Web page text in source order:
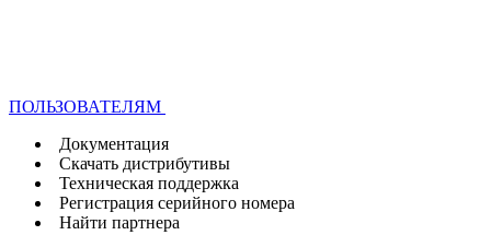
ПОЛЬЗОВАТЕЛЯМ
Документация
Скачать дистрибутивы
Техническая поддержка
Регистрация серийного номера
Найти партнера